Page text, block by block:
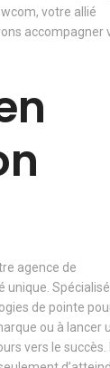
votre allié
accompagner
agence de
de pointe
ou à lancer
vers le succès.